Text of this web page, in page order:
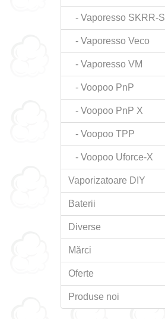
- Vaporesso SKRR-S
- Vaporesso Veco
- Vaporesso VM
- Voopoo PnP
- Voopoo PnP X
- Voopoo TPP
- Voopoo Uforce-X
Vaporizatoare DIY
Baterii
Diverse
Mărci
Oferte
Produse noi